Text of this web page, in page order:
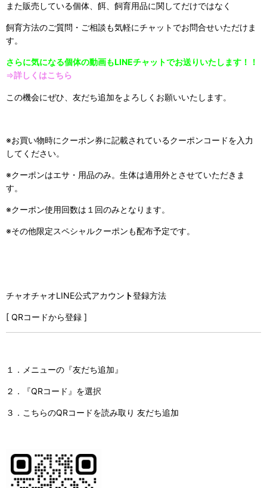
また販売している個体、餌、飼育用品に関してだけではなく
飼育方法のご質問・ご相談も気軽にチャットでお問合せいただけま
す。
さらに気になる個体の動画もLINEチャットでお送りいたします！！
⇒詳しくはこちら
この機会にぜひ、友だち追加をよろしくお願いいたします。
※お買い物時にクーポン券に記載されているクーポンコードを入力
してください。
※クーポンはエサ・用品のみ。生体は適用外とさせていただきま
す。
※クーポン使用回数は１回のみとなります。
※その他限定スペシャルクーポンも配布予定です。
チャオチャオLINE公式アカウン ト登録方法
[ QRコードから登録 ]
１．メニューの『友だち追加』
２．『QRコード』を選択
３．こちらのQRコードを読み取り 友だち追加